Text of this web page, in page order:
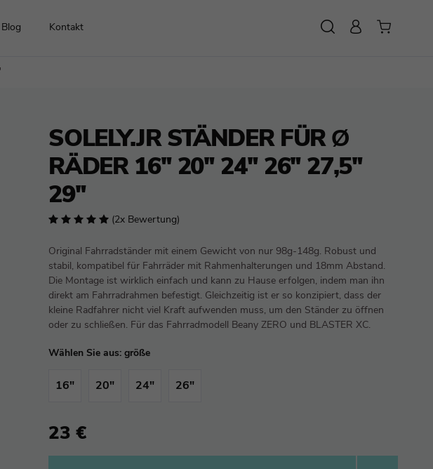
Blog Kontakt
SOLELY.JR STÄNDER FÜR Ø
RÄDER 16" 20" 24" 26" 27,5"
29"
(2x Bewertung)
Original Fahrradständer mit einem Gewicht von nur 98g-148g. Robust und
stabil, kompatibel für Fahrräder mit Rahmenhalterungen und 18mm Abstand.
Die Montage ist wirklich einfach und kann zu Hause erfolgen, indem man ihn
direkt am Fahrradrahmen befestigt. Gleichzeitig ist er so konzipiert, dass der
kleine Radfahrer nicht viel Kraft aufwenden muss, um den Ständer zu öffnen
oder zu schließen. Für das Fahrradmodell Beany ZERO und BLASTER XC.
Wählen Sie aus: größe
16" 20" 24" 26"
23 €